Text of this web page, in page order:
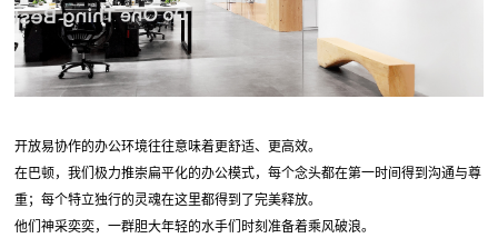
开放易协作的办公环境往往意味着更舒适、更高效。
在巴顿，我们极力推崇扁平化的办公模式，每个念头都在第一时间得到沟通与尊
重；每个特立独行的灵魂在这里都得到了完美释放。
他们神采奕奕，一群胆大年轻的水手们时刻准备着乘风破浪。